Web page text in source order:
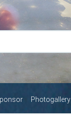
Photogallery